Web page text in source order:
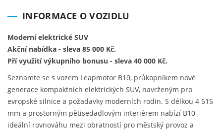
INFORMACE O VOZIDLU
Moderní elektrické SUV
Akční nabídka - sleva 85 000 Kč.
Pří využití výkupního bonusu - sleva 40 000 Kč.
Seznamte se s vozem Leapmotor B10, průkopníkem nové
generace kompaktních elektrických SUV, navrženým pro
evropské silnice a požadavky moderních rodin. S délkou 4 515
mm a prostorným pětisedadlovým interiérem nabízí B10
ideální rovnováhu mezi obratností pro městský provoz a